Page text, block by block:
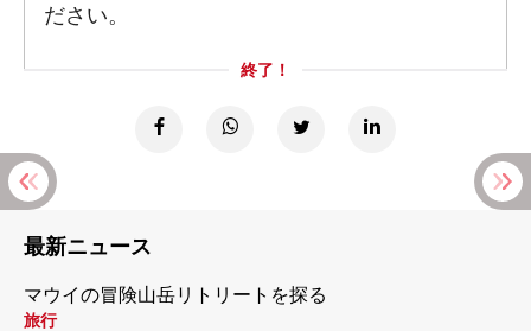
ださい。
終了！
最新ニュース
マウイの冒険山岳リトリートを探る
旅行